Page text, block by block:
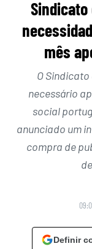
mês
O
necessário
social
anunciado um
compra de
Definir